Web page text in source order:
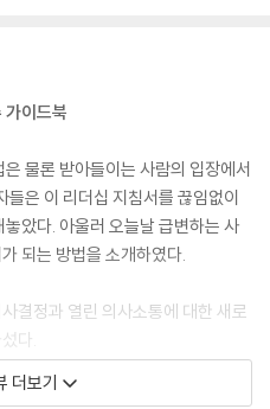
한다
을 돌린다
찬과 보상이다
한다
다
안 된다
제가 풀린다는 것을 안다. 회피하
들과 많은 대화를 나누고 그들을
. 그들 모두가 당신을 도와 당신이
.
가이드북
물론 받아들이는 사람의 입장에서
들은 이 리더십 지침서를 끊임없이
았다. 아울러 오늘날 급변하는 사
되는 방법을 소개하였다.
결정과 열린 의사소통에 대한 새로
다.
강한 육체적 에너지를 갖는 것도 중
더보기